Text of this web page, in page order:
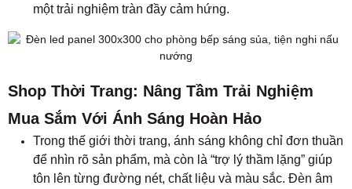
một trải nghiệm tràn đầy cảm hứng.
Shop Thời Trang: Nâng Tầm Trải Nghiệm
Mua Sắm Với Ánh Sáng Hoàn Hảo
Trong thế giới thời trang, ánh sáng không chỉ đơn thuần
để nhìn rõ sản phẩm, mà còn là “trợ lý thầm lặng” giúp
tôn lên từng đường nét, chất liệu và màu sắc. Đèn âm